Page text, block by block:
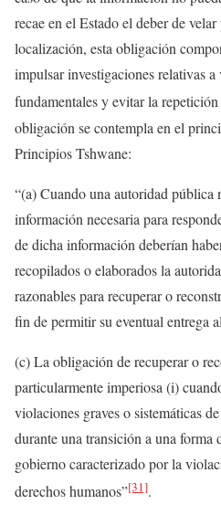
recae en el Estado el deber de
localización, esta obligación
impulsar investigaciones relativas
fundamentales y evitar la
obligación se contempla en el
Principios Tshwane:
“(a) Cuando una autoridad pública
información necesaria para
de dicha información deberían
recopilados o elaborados la
razonables para recuperar o
fin de permitir su eventual entrega
(c) La obligación de recuperar o
particularmente imperiosa (i)
violaciones graves o sistemáticas
durante una transición a una forma
gobierno caracterizado por la
derechos humanos”[31].